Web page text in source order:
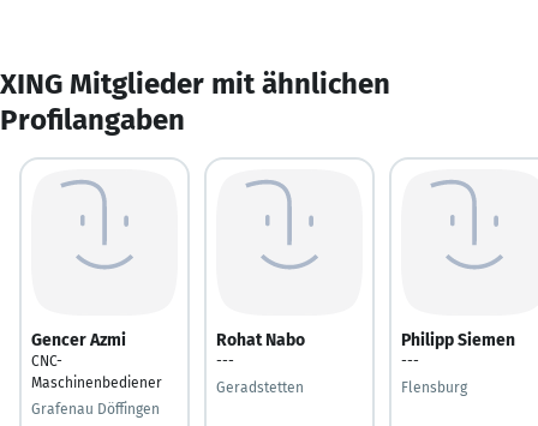
XING Mitglieder mit ähnlichen
Profilangaben
Gencer Azmi
CNC-
Maschinenbediener
Grafenau Döffingen
Rohat Nabo
---
Geradstetten
Philipp Siemen
---
Flensburg